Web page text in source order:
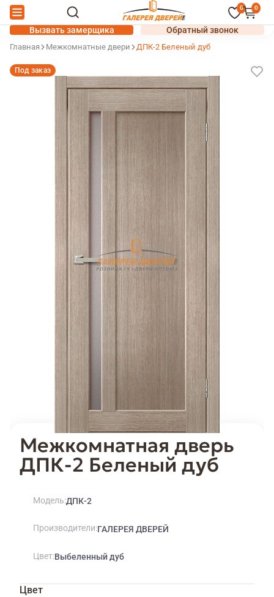
0 0
Вызвать замерщика Обратный звонок
Главная Межкомнатные двери ДПК-2 Беленый дуб
Межкомнатная дверь
ДПК-2 Беленый дуб
Под заказ
Модель ДПК-2
Производители ГАЛЕРЕЯ ДВЕРЕЙ
Цвет Выбеленный дуб
Цвет